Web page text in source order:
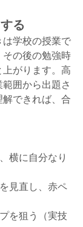
る
は学校の授業で
の後の勉強時
がります。高
囲から出題さ
できれば、合
横に自分なり
見直し、赤ペ
を狙う（実技